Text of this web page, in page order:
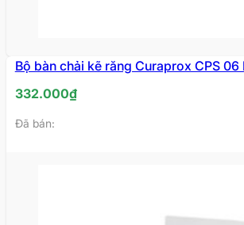
Bộ bàn chải kẽ răng Curaprox CPS 06
332.000₫
Đã bán: